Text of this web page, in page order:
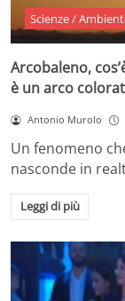
Scienze /
Arcobaleno,
è un arco
Antonio Murolo
Un fenomeno
nasconde in
Leggi di più